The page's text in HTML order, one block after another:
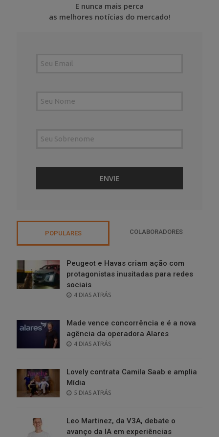
E nunca mais perca
as melhores notícias do mercado!
POPULARES COLABORADORES
Peugeot e Havas criam ação com
protagonistas inusitadas para redes
sociais
POSTED
4 DIAS ATRÁS
Made vence concorrência e é a nova
agência da operadora Alares
POSTED
4 DIAS ATRÁS
Lovely contrata Camila Saab e amplia
Mídia
POSTED
5 DIAS ATRÁS
Leo Martinez, da V3A, debate o
avanço da IA em experiências